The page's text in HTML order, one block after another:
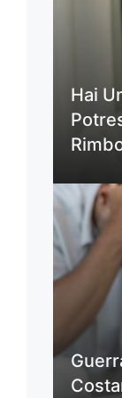
Hai